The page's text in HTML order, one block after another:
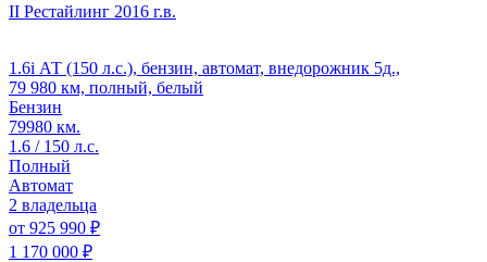
II Рестайлинг 2016 г.в.
1.6i АТ (150 л.с.), бензин, автомат, внедорожник 5д.,
79 980 км, полный, белый
Бензин
79980 км.
1.6 / 150 л.с.
Полный
Автомат
2 владельца
от 925 990 ₽
1 170 000 ₽